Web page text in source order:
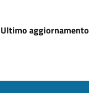
Ultimo aggiornamento